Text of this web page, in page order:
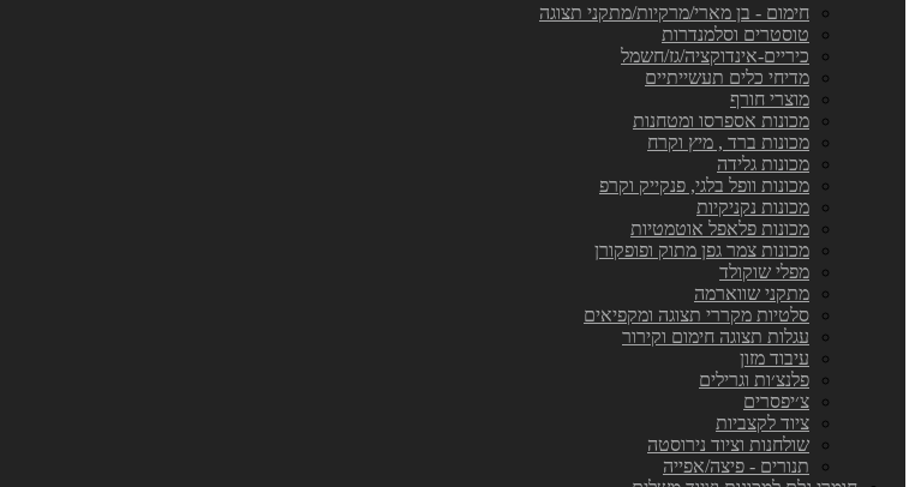
חימום - בן מארי/מרקיות/מתקני תצוגה
טוסטרים וסלמנדרות
כיריים-אינדוקציה/גז/חשמל
מדיחי כלים תעשייתיים
מוצרי חורף
מכונות אספרסו ומטחנות
מכונות ברד , מיץ וקרח
מכונות גלידה
מכונות וופל בלגי, פנקייק וקרפ
מכונות נקניקיות
מכונות פלאפל אוטמטיות
מכונות צמר גפן מתוק ופופקורן
מפלי שוקולד
מתקני שווארמה
סלטיות מקררי תצוגה ומקפיאים
עגלות תצוגה חימום וקירור
עיבוד מזון
פלנצ׳ות וגרילים
צ׳יפסרים
ציוד לקצביות
שולחנות וציוד נירוסטה
תנורים - פיצה/אפייה